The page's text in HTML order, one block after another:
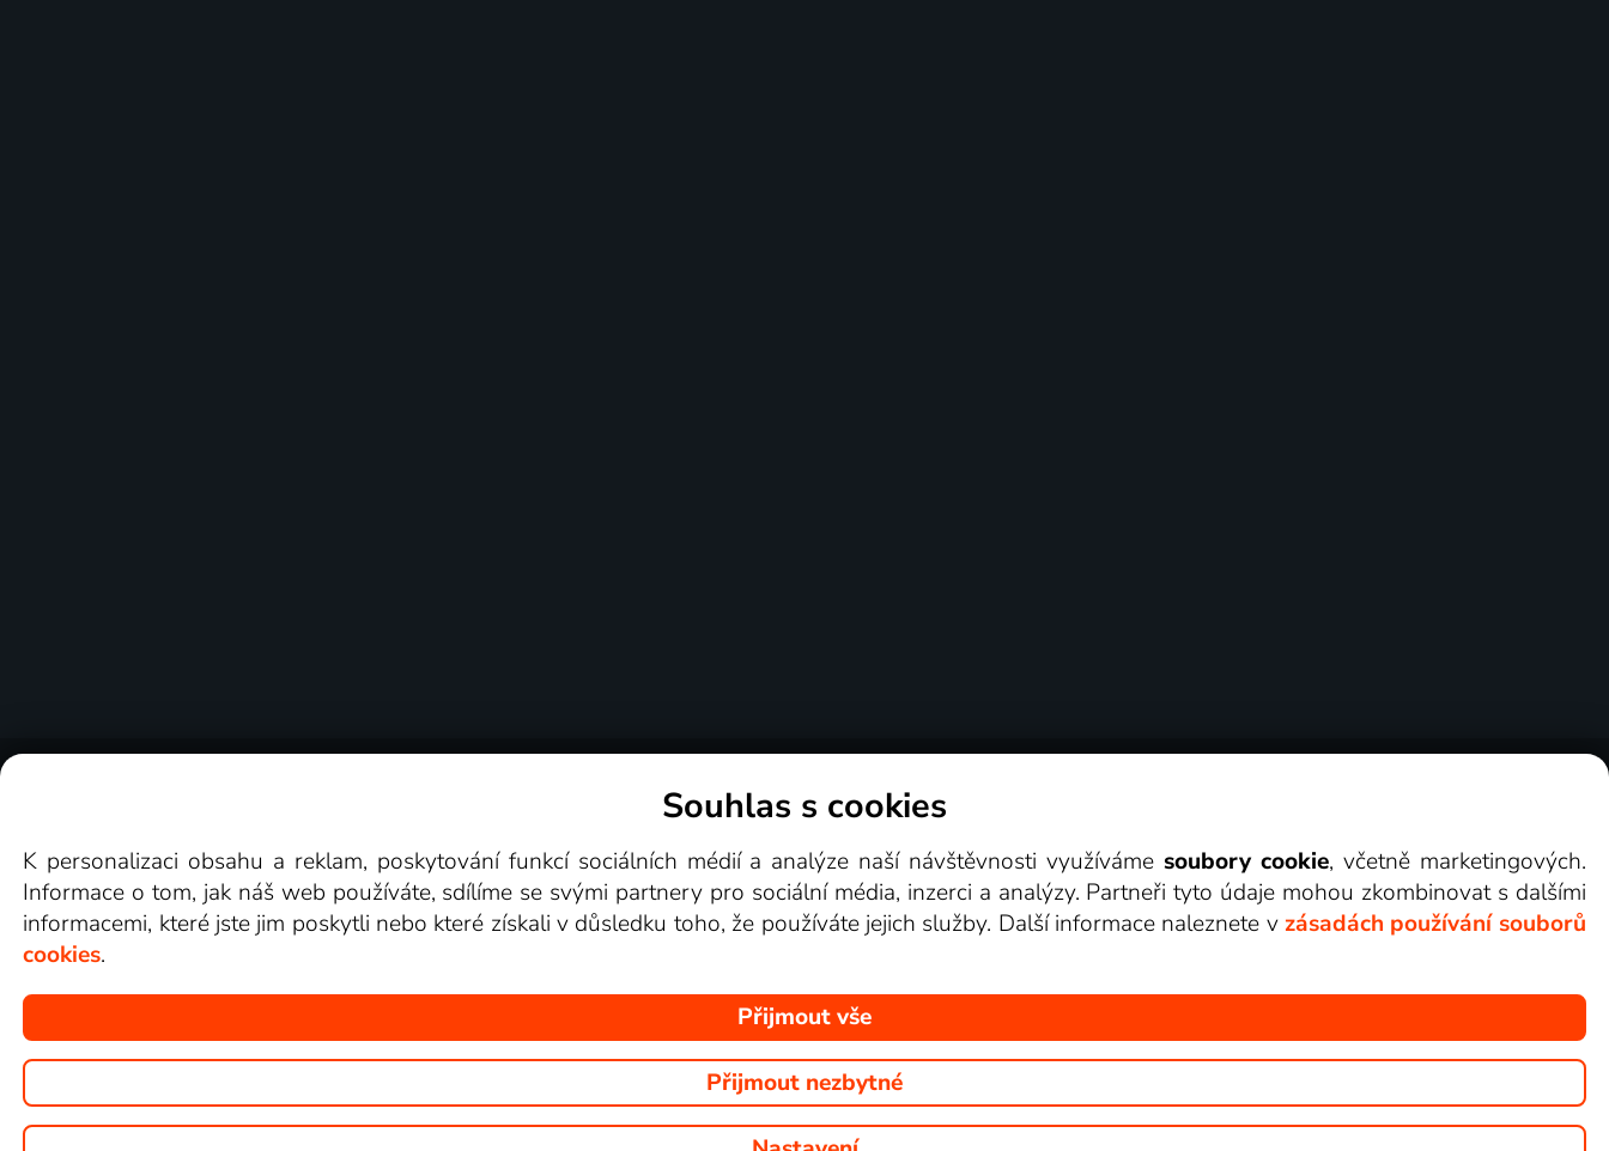
Videotéka
Copyright © goNET s.r.o. Na tomto webu jsou zobrazovány obrázky z pořadů TV stanic, které můžete sledovat v Lepší.TV.
Souhlas s cookies
K personalizaci obsahu a reklam, poskytování funkcí sociálních médií a analýze naší návštěvnosti využívámesoubory cookie, včetně marketingových.
Informace o tom, jak náš web používáte, sdílíme se svými partnery pro sociální média, inzerci a analýzy. Partneři tyto údaje mohou zkombinovat s dalšími
informacemi, které jste jim poskytli nebo které získali v důsledku toho, že používáte jejich služby. Další informace naleznete v zásadách používání souborů
cookies.
Přijmout vše
Přijmout nezbytné